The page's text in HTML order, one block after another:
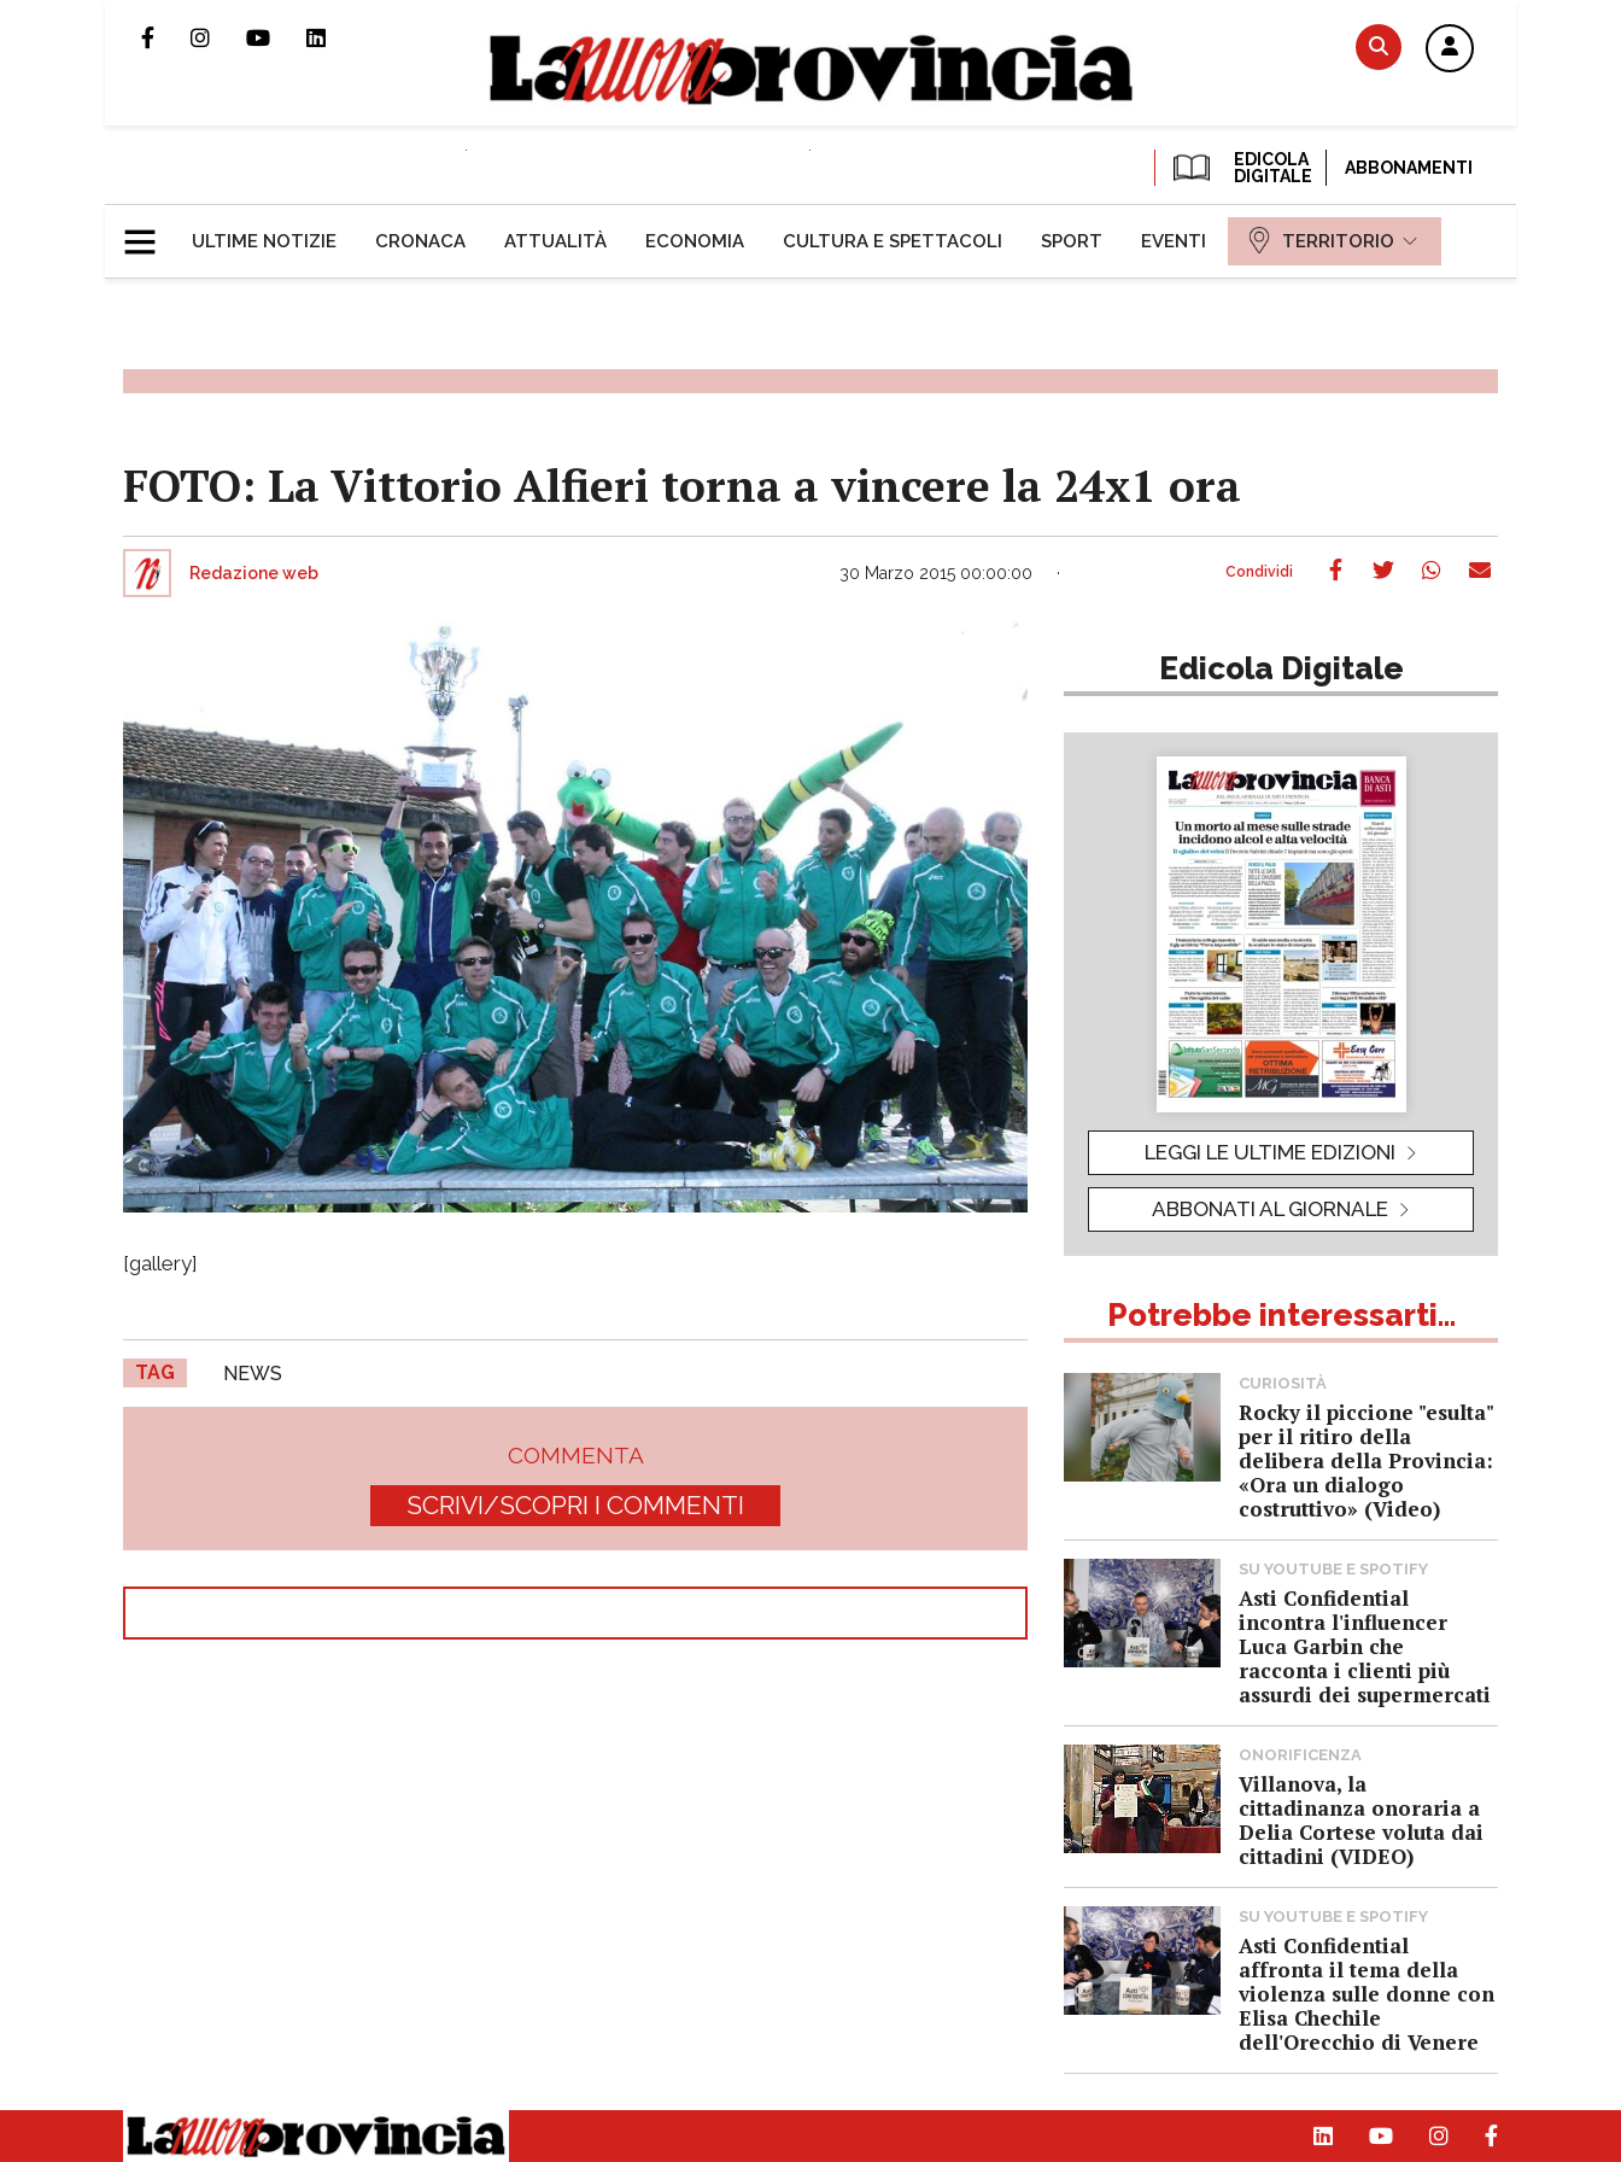
EDICOLA
DIGITALE
ABBONAMENTI
ULTIME NOTIZIE CRONACA ATTUALITÀ ECONOMIA CULTURA E SPETTACOLI SPORT EVENTI TERRITORIO
FOTO: La Vittorio Alfieri torna a vincere la 24x1 ora
Redazione web 30 Marzo 2015 00:00:00
[gallery]
TAG NEWS
COMMENTA
SCRIVI/SCOPRI I COMMENTI
Edicola Digitale
LEGGI LE ULTIME EDIZIONI
ABBONATI AL GIORNALE
Potrebbe interessarti...
CURIOSITÀ
Rocky il piccione "esulta"
per il ritiro della
delibera della Provincia:
«Ora un dialogo
costruttivo» (Video)
SU YOUTUBE E SPOTIFY
Asti Confidential
incontra l'influencer
Luca Garbin che
racconta i clienti più
assurdi dei supermercati
ONORIFICENZA
Villanova, la
cittadinanza onoraria a
Delia Cortese voluta dai
cittadini (VIDEO)
SU YOUTUBE E SPOTIFY
Asti Confidential
affronta il tema della
violenza sulle donne con
Elisa Chechile
dell'Orecchio di Venere